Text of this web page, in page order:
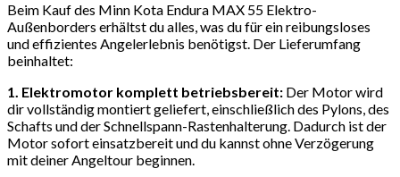
Beim Kauf des Minn Kota Endura MAX 55 Elektro-
Außenborders erhältst du alles, was du für ein reibungsloses
und effizientes Angelerlebnis benötigst. Der Lieferumfang
beinhaltet:
1. Elektromotor komplett betriebsbereit: Der Motor wird
dir vollständig montiert geliefert, einschließlich des Pylons, des
Schafts und der Schnellspann-Rastenhalterung. Dadurch ist der
Motor sofort einsatzbereit und du kannst ohne Verzögerung
mit deiner Angeltour beginnen.